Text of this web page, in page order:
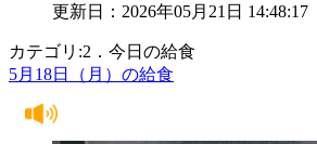
更新日：2026年05月21日 14:48:17
カテゴリ:2．今日の給食
5月18日（月）の給食